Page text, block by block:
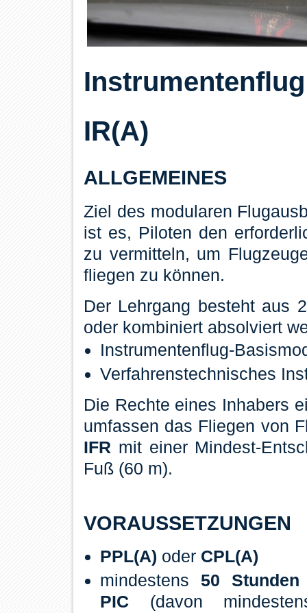
IR(A)
ALLGEMEINES
Ziel des modularen
ist es, Piloten den
zu vermitteln, um
fliegen zu können.
Der Lehrgang besteht aus
oder kombiniert absolviert
Instrumentenflug-
Verfahrenstechnisches
Die Rechte eines Inhabers
umfassen das Fliegen von
IFR mit einer Mindest-
Fuß (60 m).
VORAUSSETZUNGEN
PPL(A) oder CPL(A)
mindestens 50 Stunden
PIC (davon